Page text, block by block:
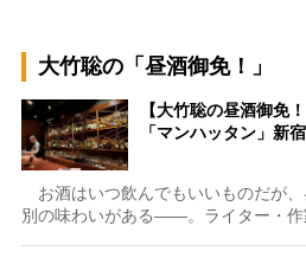
大竹聡の「昼酒御免！」
【大竹聡の昼酒御免
「マンハッタン」新
お酒はいつ飲んでもいいものだが
別の味わいがある――。ライター・